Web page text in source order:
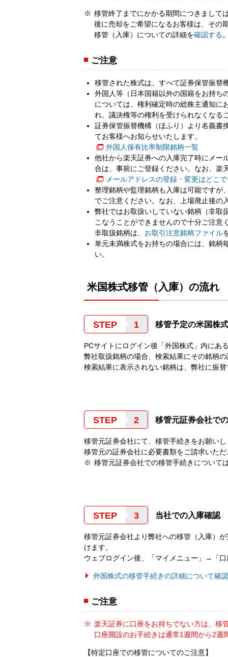
移管終了までにかかる期間につきまして
後に売却をご希望になるお客様は、その
移管（入庫）についての詳細を確認する
ご注意
移管された株式は、すべて証券保管振替
外国人等（日本国籍以外の国籍をお持ち
については、権利確定時の総株主通知に
れ、議決権等の権利を受けられなくなる
証券保管振替機構（ほふり）より名義書
てお客様へお知らせいたします。
外国人保有比率制限銘柄一覧
他社から楽天証券への入庫完了時にメー
合は、事前にご登録ください。なお、楽
メールアドレスの登録・変更はどこ
整理銘柄や監理銘柄も入庫は可能ですが
でご注意ください。なお、上場廃止後の
弊社ではお取扱いしていない銘柄（非取
こなうことができませんので十分ご注意
非取扱銘柄は、 お取引注意銘柄ファイル
単元未満株式をお持ちの場合には、銘柄
い。
米国株式移管（入庫）の流れ
STEP 移管予定の米国株
PCサイトにログイン後「外国株式」内にあ
弊社取扱銘柄の場合、検索結果にその銘柄
検索結果に表示されない銘柄は、弊社に振
STEP 移管元証券会社で
移管元証券会社にて、移管手続きをお願い
移管元の証券会社に必要書類をご請求いた
移管元証券会社での移管手続きについて
STEP 当社での入庫確認
移管元証券会社より弊社への移管（入庫）
けます。
ウェブログイン後、「マイメニュー」→「
外国株式の移管手続きの詳細について確
ご注意
楽天証券に口座をお持ちでない方は、移
口座開設のお手続きは通常1週間から2週
【特定口座での移管についてのご注意】